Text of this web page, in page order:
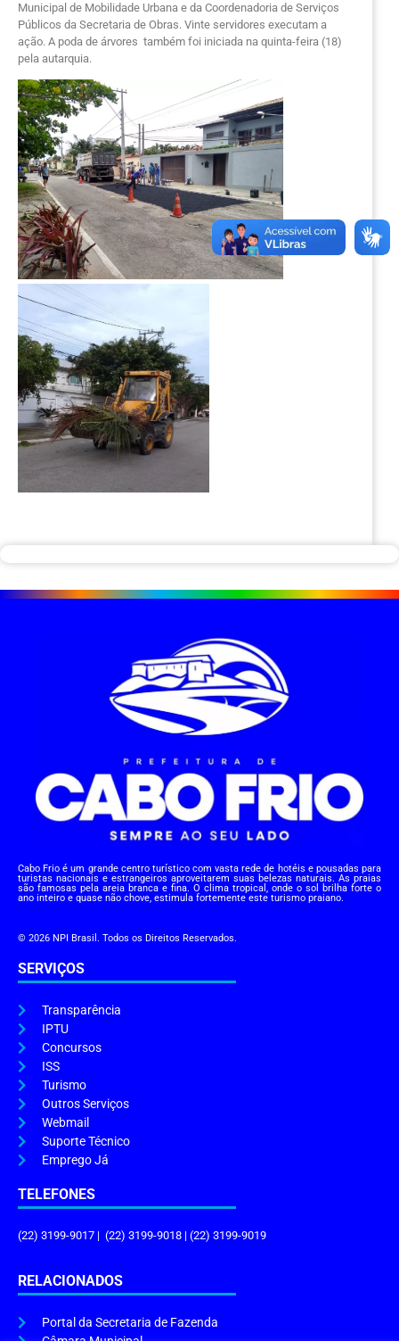
Municipal de Mobilidade Urbana e da Coordenadoria de Serviços
Públicos da Secretaria de Obras. Vinte servidores executam a
ação. A poda de árvores também foi iniciada na quinta-feira (18)
pela autarquia.
Cabo Frio é um grande centro turístico com vasta rede de hotéis e pousadas para
turistas nacionais e estrangeiros aproveitarem suas belezas naturais. As praias
são famosas pela areia branca e fina. O clima tropical, onde o sol brilha forte o
ano inteiro e quase não chove, estimula fortemente este turismo praiano.
© 2026 NPI Brasil. Todos os Direitos Reservados.
SERVIÇOS
Transparência
IPTU
Concursos
ISS
Turismo
Outros Serviços
Webmail
Suporte Técnico
Emprego Já
TELEFONES
(22) 3199-9017 | (22) 3199-9018 | (22) 3199-9019
RELACIONADOS
Portal da Secretaria de Fazenda